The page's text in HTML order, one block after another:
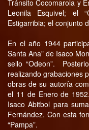
Tránsito Cocomarola y
Leonila Esquivel; el
Estigarribia; el conjunto
En el año 1944
Santa Ana" de Isaco
sello “Odeon”.
realizando grabaciones
obras de su autoría
el 11 de Enero de
Isaco Abitbol para
Fernández. Con esta
“Pampa”.